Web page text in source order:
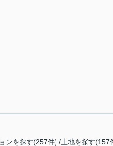
ンを探す(257件) 土地を探す(157